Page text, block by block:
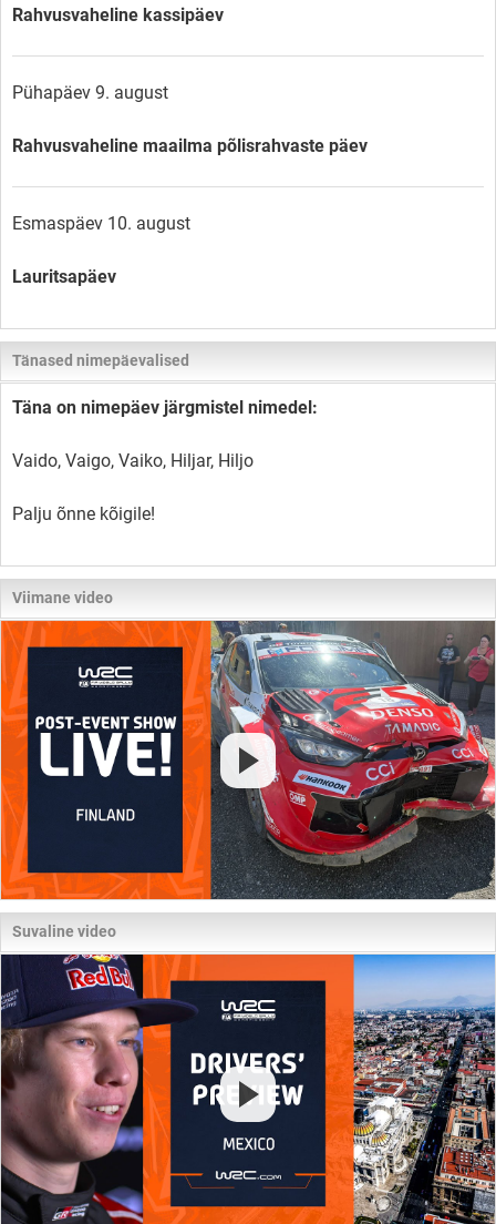
Rahvusvaheline kassipäev
Pühapäev 9. august
Rahvusvaheline maailma põlisrahvaste päev
Esmaspäev 10. august
Lauritsapäev
Tänased nimepäevalised
Täna on nimepäev järgmistel nimedel:
Vaido, Vaigo, Vaiko, Hiljar, Hiljo
Palju õnne kõigile!
Viimane video
Suvaline video